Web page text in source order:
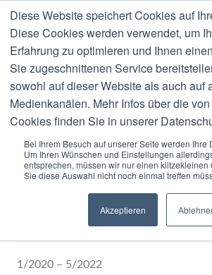
Diese Website speichert Cookies auf
Diese Cookies werden verwendet, um
Erfahrung zu optimieren und Ihnen
Sie zugeschnittenen Service
sowohl auf dieser Website als auch auf
Medienkanälen. Mehr Infos über die
Cookies finden Sie in unserer
Bei Ihrem Besuch auf unserer Seite werden Ihre
Um Ihren Wünschen und Einstellungen
entsprechen, müssen wir nur einen klitzekleinen
Sie diese Auswahl nicht noch einmal treffen
Akzeptieren
MENU
Blog
JULY 132019
Principal Analyst &
Strategy,
1/2020 – 5/2022